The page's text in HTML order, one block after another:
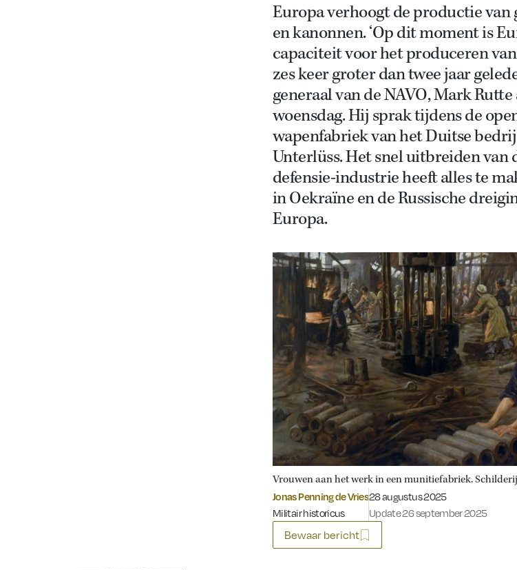
Europa verhoogt de productie van
en kanonnen. ‘Op dit moment is
capaciteit voor het produceren
zes keer groter dan twee jaar
generaal van de NAVO, Mark
woensdag. Hij sprak tijdens de
wapenfabriek van het Duitse
Unterlüss. Het snel uitbreiden van
defensie-industrie heeft alles te
in Oekraïne en de Russische
Europa.
Vrouwen aan het werk in een munitiefabriek.
Jonas Penning de Vries
Militair historicus
Gepubliceerd op:
28 augustus 2025
Update 26 september 2025
Bewaar bericht